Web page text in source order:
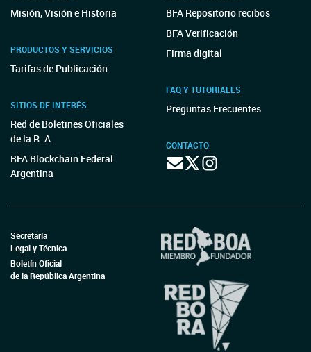
Misión, Visión e Historia
PRODUCTOS Y SERVICIOS
Tarifas de Publicación
SITIOS DE INTERÉS
Red de Boletines Oficiales
de la R. A.
BFA Blockchain Federal
Argentina
BFA Repositorio recibos
BFA Verificación
Firma digital
FAQ Y TUTORIALES
Preguntas Frecuentes
CONTACTO
Secretaría
Legal y Técnica
Boletín Oficial
de la República Argentina